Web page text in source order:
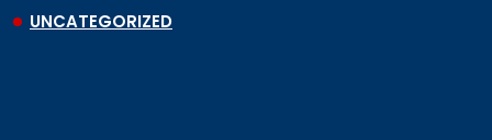
UNCATEGORIZED